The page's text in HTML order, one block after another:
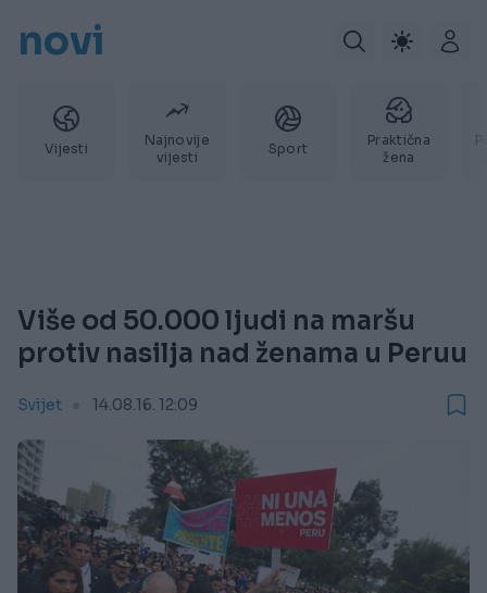
novi
Vijesti
Najnovije
vijesti
Sport
Praktična
žena
Više od 50.000 ljudi na maršu
protiv nasilja nad ženama u Peruu
Svijet 14.08.16. 12:09